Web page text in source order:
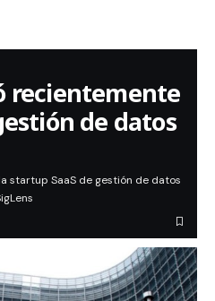
recientemente
de datos
startup SaaS de gestión de datos